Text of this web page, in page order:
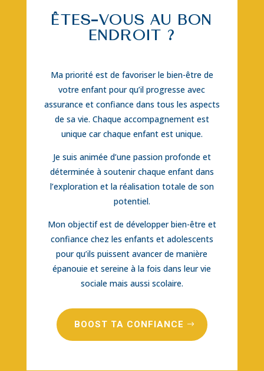
ÊTES-VOUS AU BON
ENDROIT ?
Ma priorité est de favoriser le bien-être de
votre enfant pour qu’il progresse avec
assurance et confiance dans tous les aspects
de sa vie. Chaque accompagnement est
unique car chaque enfant est unique.
Je suis animée d’une passion profonde et
déterminée à soutenir chaque enfant dans
l’exploration et la réalisation totale de son
potentiel.
Mon objectif est de développer bien-être et
confiance chez les enfants et adolescents
pour qu’ils puissent avancer de manière
épanouie et sereine à la fois dans leur vie
sociale mais aussi scolaire.
BOOST TA CONFIANCE